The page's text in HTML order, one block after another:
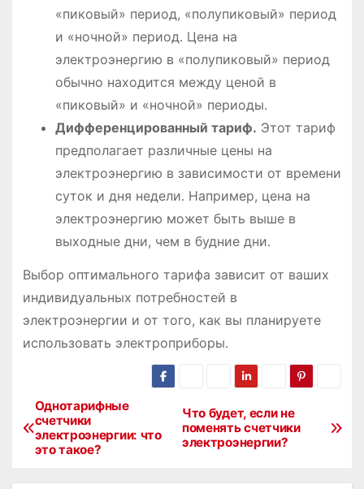
«пиковый» период, «полупиковый» период
и «ночной» период․ Цена на
электроэнергию в «полупиковый» период
обычно находится между ценой в
«пиковый» и «ночной» периоды․
Дифференцированный тариф․ Этот тариф
предполагает различные цены на
электроэнергию в зависимости от времени
суток и дня недели․ Например, цена на
электроэнергию может быть выше в
выходные дни, чем в будние дни․
Выбор оптимального тарифа зависит от ваших
индивидуальных потребностей в
электроэнергии и от того, как вы планируете
использовать электроприборы․
Н
Что будет, если не
поменять счетчики
электроэнергии?
Однотарифные
счетчики
электроэнергии: что
это такое?